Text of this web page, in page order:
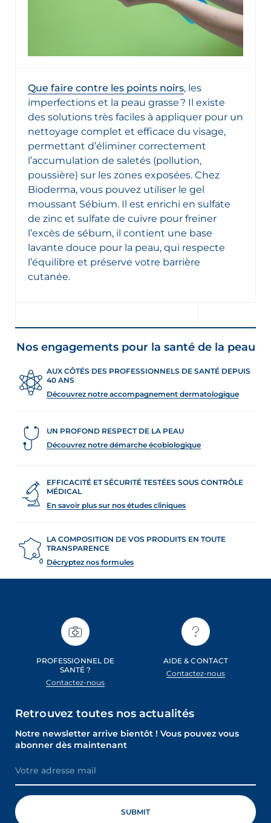
Que faire contre les points noirs, les
imperfections et la peau grasse ? Il existe
des solutions très faciles à appliquer pour un
nettoyage complet et efficace du visage,
permettant d’éliminer correctement
l’accumulation de saletés (pollution,
poussière) sur les zones exposées. Chez
Bioderma, vous pouvez utiliser le gel
moussant Sébium. Il est enrichi en sulfate
de zinc et sulfate de cuivre pour freiner
l’excès de sébum, il contient une base
lavante douce pour la peau, qui respecte
l’équilibre et préserve votre barrière
cutanée.
Nos engagements pour la santé de la peau
AUX CÔTÉS DES PROFESSIONNELS DE SANTÉ DEPUIS
40 ANS
Découvrez notre accompagnement dermatologique
UN PROFOND RESPECT DE LA PEAU
Découvrez notre démarche écobiologique
EFFICACITÉ ET SÉCURITÉ TESTÉES SOUS CONTRÔLE
MÉDICAL
En savoir plus sur nos études cliniques
LA COMPOSITION DE VOS PRODUITS EN TOUTE
TRANSPARENCE
Décryptez nos formules
PROFESSIONNEL DE
SANTÉ ?
Contactez-nous
AIDE & CONTACT
Contactez-nous
Retrouvez toutes nos actualités
Notre newsletter arrive bientôt ! Vous pouvez vous
abonner dès maintenant